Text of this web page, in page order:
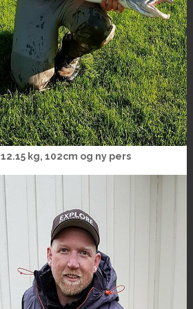
12.15 kg, 102cm og ny pers